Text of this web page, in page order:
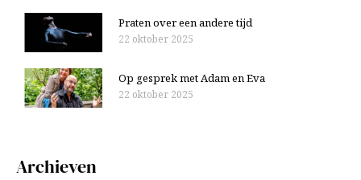
Praten over een andere tijd
22 oktober 2025
Op gesprek met Adam en Eva
22 oktober 2025
Archieven